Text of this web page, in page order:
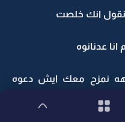
انك خلصت
عدنانوه
نمزح معك ايش دعوه